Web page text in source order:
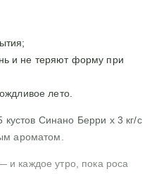
и не теряют форму при
лето.
кустов Синано Берри х 3 кг/с
ароматом.
и каждое утро, пока роса